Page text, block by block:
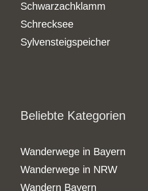
Schwarzachklamm
Schrecksee
Sylvensteigspeicher
Beliebte Kategorien
Wanderwege in Bayern
Wanderwege in NRW
Wandern Bayern